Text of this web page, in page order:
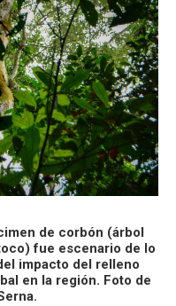
de corbón (árbol
fue escenario de lo
impacto del relleno
en la región. Foto de